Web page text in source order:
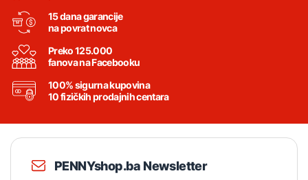
15 dana garancije
na povrat novca
Preko 125.000
fanova na Facebooku
100% sigurna kupovina
10 fizičkih prodajnih centara
PENNYshop.ba Newsletter